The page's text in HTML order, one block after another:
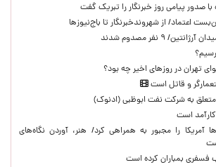
صدور پیامی روز خبرنگار را تبریک گفت
اعتماد/ از شهروندخبرنگار تا باج‌نیوزها
۹ نفر مصدوم شدند
تهران در روزهای اخیر چه بود؟
و قاتل است
به شرکت نفت ابوظبی (ادنوک)
است
آمریکا را مجبور به همراهی کرد/ هنر، آوردن نگاه‌های
فسفری بمباران کرده است